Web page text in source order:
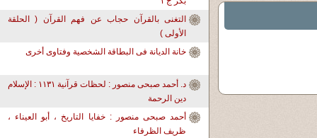
التغنى بالقرآن حجاب عن فهم القرآن ( الحلقة
الأولى )
خانة الديانة فى البطاقة الشخصية وفتاوى أخرى
د. أحمد صبحى منصور : لحظات قرآنية ١١٣١ : الإسلام
دين الرحمة
أحمد صبحى منصور : خفايا التاريخ ، أبو العيناء ،
ظريف الظرفاء